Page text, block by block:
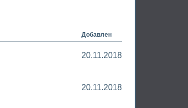
Добавлен
20.11.2018
20.11.2018